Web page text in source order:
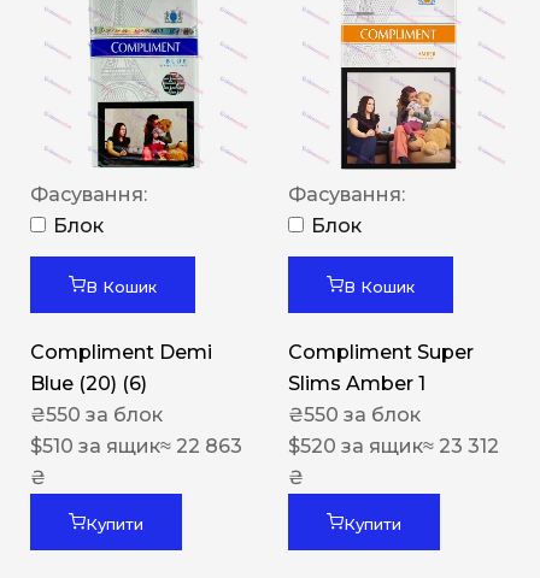
Фасування:
Блок
В Кошик
Compliment Demi
Blue (20) (6)
₴550 за блок
$510 за ящик≈ 22 863
₴
Купити
Фасування:
Блок
В Кошик
Compliment Super
Slims Amber 1
₴550 за блок
$520 за ящик≈ 23 312
₴
Купити